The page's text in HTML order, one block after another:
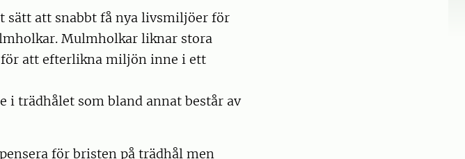
sätt att snabbt få nya livsmiljöer för
Mulmholkar liknar stora
att efterlikna miljön inne i ett
trädhålet som bland annat består av
för bristen på trädhål men